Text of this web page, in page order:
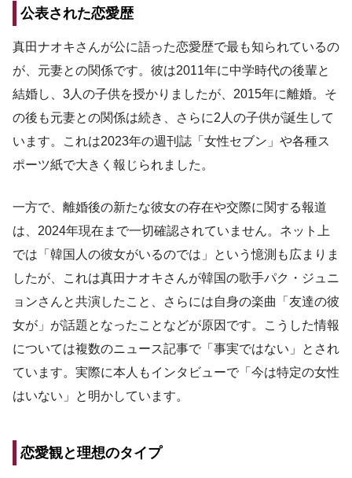
公表された恋愛歴
真田ナオキさんが公に語った恋愛歴で最も知られているの
が、元妻との関係です。彼は2011年に中学時代の後輩と
結婚し、3人の子供を授かりましたが、2015年に離婚。そ
の後も元妻との関係は続き、さらに2人の子供が誕生して
います。これは2023年の週刊誌「女性セブン」や各種ス
ポーツ紙で大きく報じられました。
一方で、離婚後の新たな彼女の存在や交際に関する報道
は、2024年現在まで一切確認されていません。ネット上
では「韓国人の彼女がいるのでは」という憶測も広まりま
したが、これは真田ナオキさんが韓国の歌手パク・ジュニ
ョンさんと共演したこと、さらには自身の楽曲「友達の彼
女が」が話題となったことなどが原因です。こうした情報
については複数のニュース記事で「事実ではない」とされ
ています。実際に本人もインタビューで「今は特定の女性
はいない」と明かしています。
恋愛観と理想のタイプ